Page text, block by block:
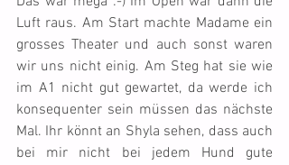
Luft raus. Am Start machte Madame ein
grosses Theater und auch sonst waren
wir uns nicht einig. Am Steg hat sie wie
im A1 nicht gut gewartet, da werde ich
konsequenter sein müssen das nächste
Mal. Ihr könnt an Shyla sehen, dass auch
bei mir nicht bei jedem Hund gute